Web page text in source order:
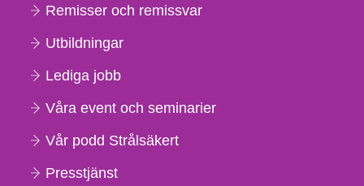
Remisser och remissvar
Utbildningar
Lediga jobb
Våra event och seminarier
Vår podd Strålsäkert
Presstjänst